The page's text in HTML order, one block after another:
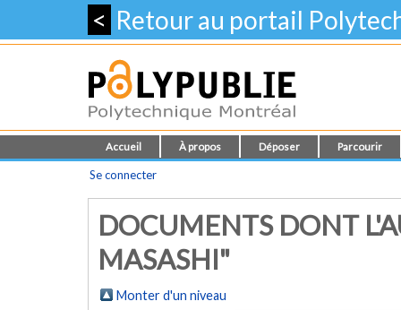
< Retour au portail
Accueil À propos Déposer Parcourir
Se connecter
DOCUMENTS DONT
MASASHI"
Monter d'un niveau